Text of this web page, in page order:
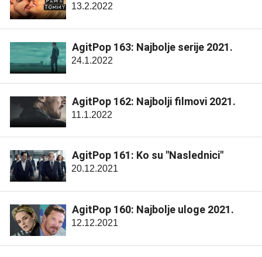
13.2.2022
AgitPop 163: Najbolje serije 2021.
24.1.2022
AgitPop 162: Najbolji filmovi 2021.
11.1.2022
AgitPop 161: Ko su "Naslednici"
20.12.2021
AgitPop 160: Najbolje uloge 2021.
12.12.2021